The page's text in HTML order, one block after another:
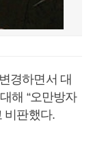
경하면서 대
해 “오만방자
비판했다.